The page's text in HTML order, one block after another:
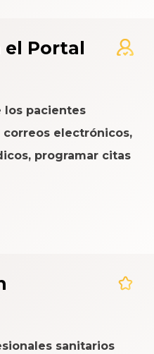
el Portal
los pacientes
electrónicos,
programar citas
sanitarios